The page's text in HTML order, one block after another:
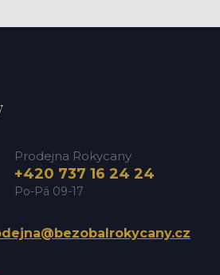
Prodejna Rokycany
+420 737 16 24 24
Po-Pá 09-17